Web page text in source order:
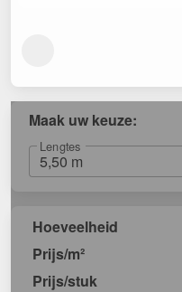
Maak uw keuze:
Lengtes
Hoeveelheid
Prijs/m²
Prijs/stuk